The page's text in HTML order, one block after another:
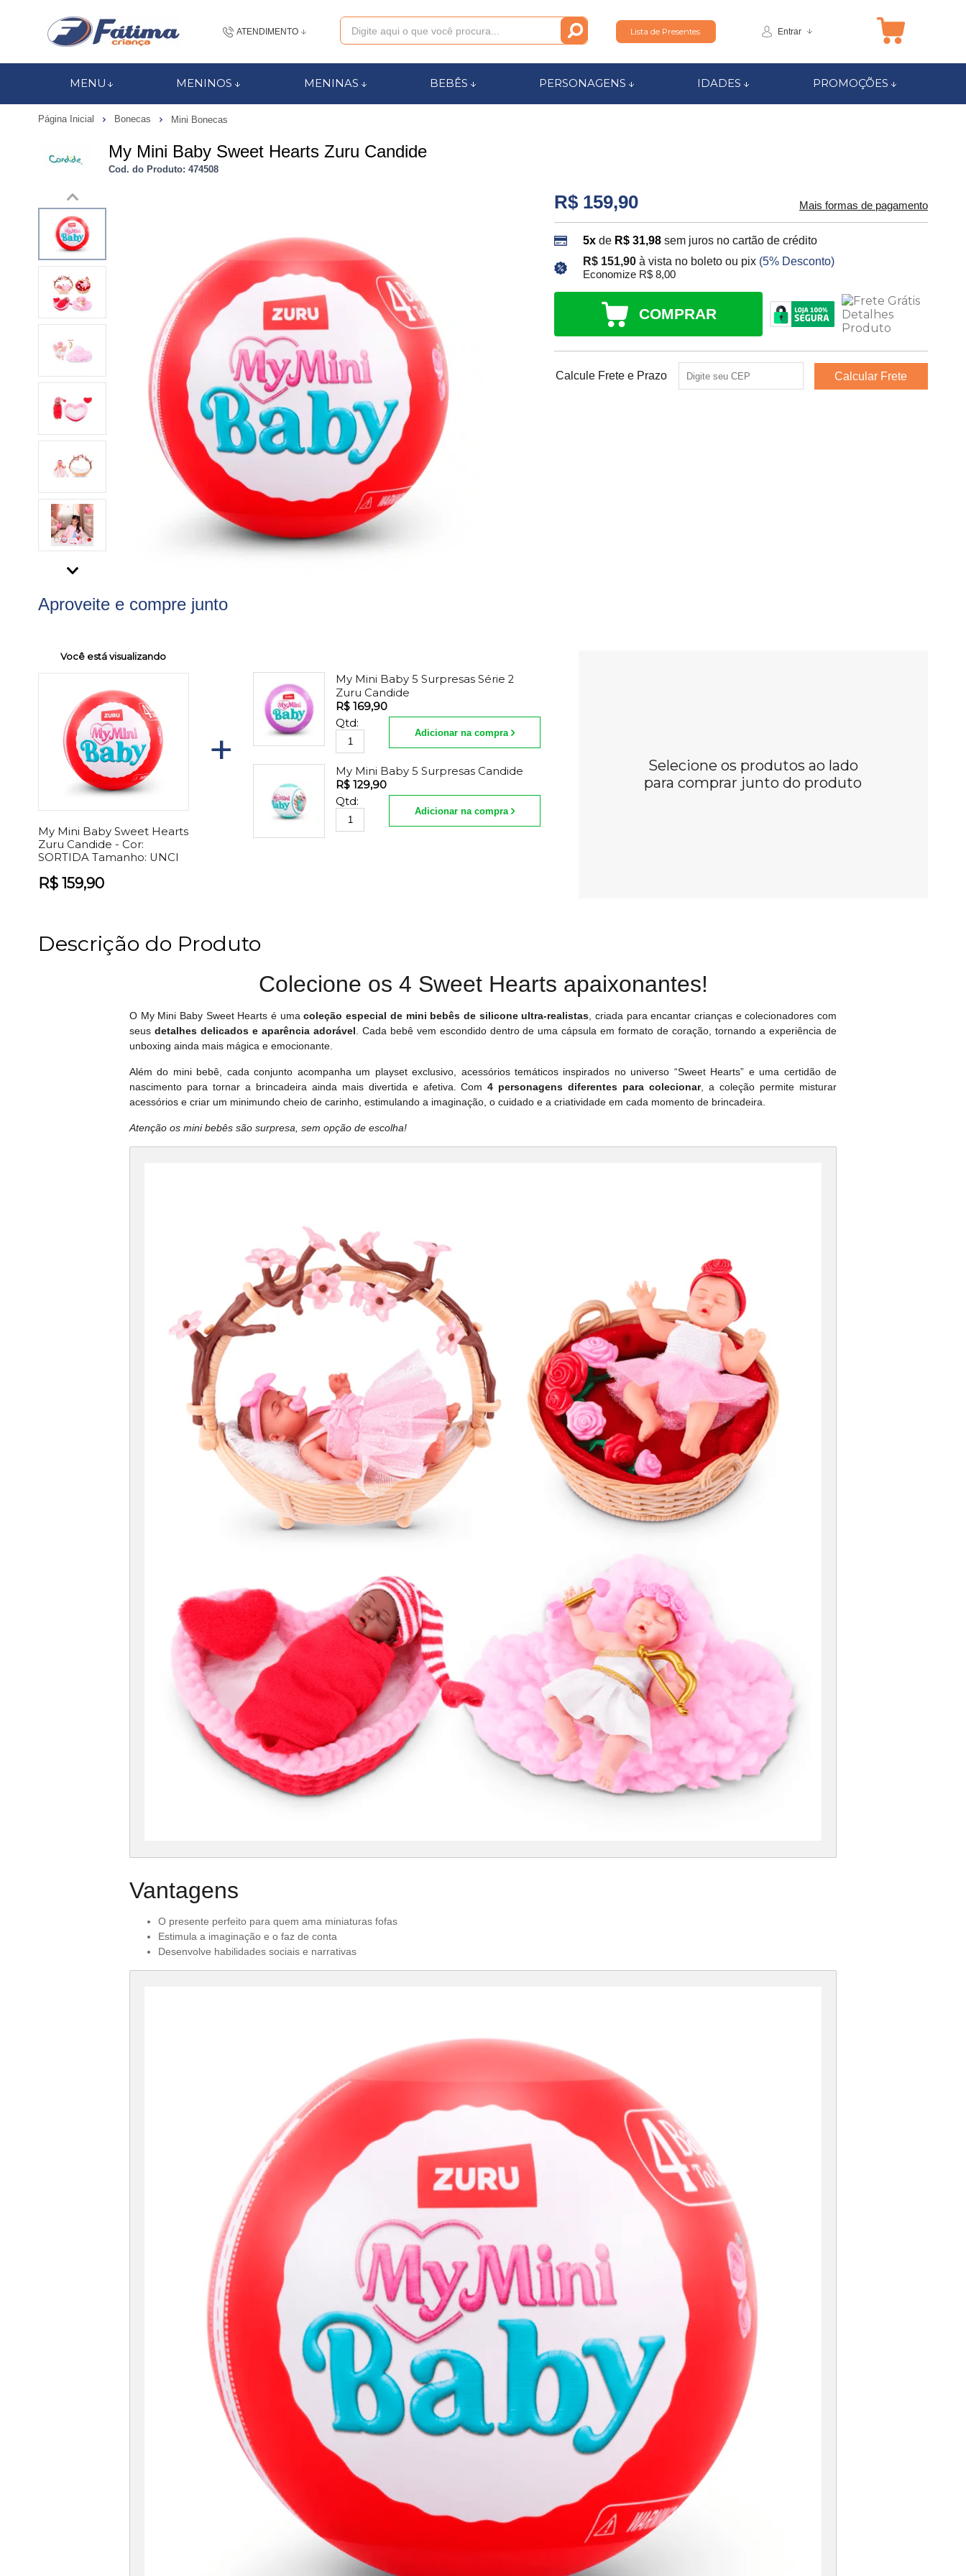
ATENDIMENTO Lista de Presentes Entrar
MENU MENINOS MENINAS BEBÊS PERSONAGENS IDADES PROMOÇÕES
Página Inicial Bonecas Mini Bonecas
My Mini Baby Sweet Hearts Zuru Candide
Cod. do Produto: 474508
R$ 159,90 Mais formas de pagamento
5x de R$ 31,98 sem juros no cartão de crédito
R$ 151,90à vista no boleto ou pix (5% Desconto)
Economize R$ 8,00
COMPRAR
Calcule Frete e Prazo
Aproveite e compre junto
Você está visualizando
My Mini Baby Sweet Hearts
Zuru Candide - Cor:
SORTIDA Tamanho: UNCI
R$ 159,90
+
My Mini Baby 5 Surpresas Série 2
Zuru Candide
R$ 169,90
Qtd:
Adicionar na compra
My Mini Baby 5 Surpresas Candide
R$ 129,90
Qtd:
Adicionar na compra
Selecione os produtos ao lado
para comprar junto do produto
Descrição do Produto
Colecione os 4 Sweet Hearts apaixonantes!
O My Mini Baby Sweet Hearts é umacoleção especial de mini bebês de silicone ultra-realistas, criada para encantar crianças e colecionadores com
seus detalhes delicados e aparência adorável. Cada bebê vem escondido dentro de uma cápsula em formato de coração, tornando a experiência de
unboxing ainda mais mágica e emocionante.
Além do mini bebê, cada conjunto acompanha um playset exclusivo, acessórios temáticos inspirados no universo “Sweet Hearts” e uma certidão de
nascimento para tornar a brincadeira ainda mais divertida e afetiva. Com4 personagens diferentes para colecionar, a coleção permite misturar
acessórios e criar um minimundo cheio de carinho, estimulando a imaginação, o cuidado e a criatividade em cada momento de brincadeira.
Atenção os mini bebês são surpresa, sem opção de escolha!
Vantagens
O presente perfeito para quem ama miniaturas fofas
Estimula a imaginação e o faz de conta
Desenvolve habilidades sociais e narrativas